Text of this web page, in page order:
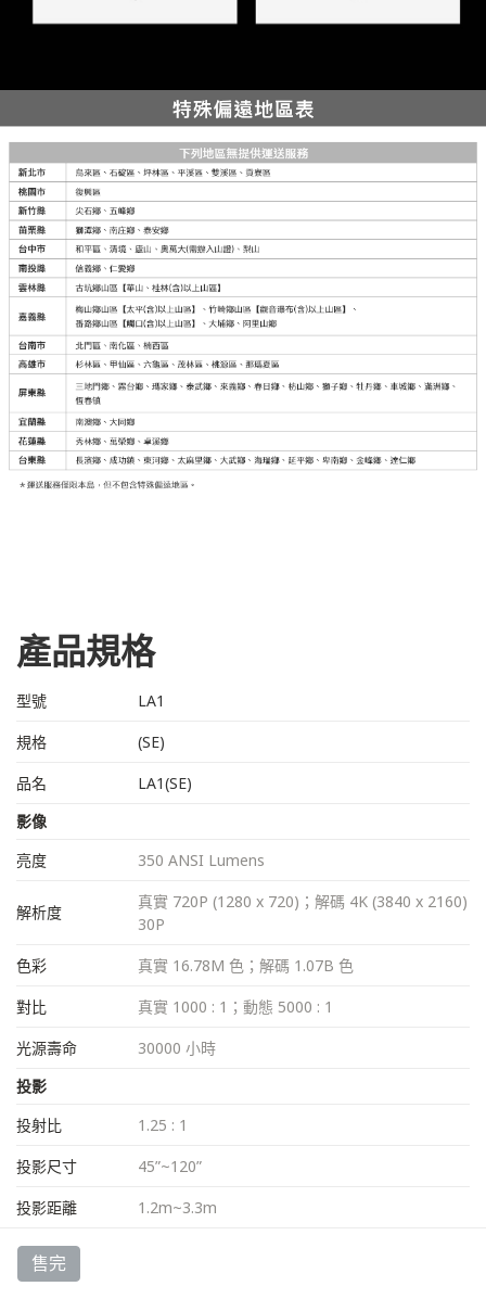
售完
產品規格
型號
LA1
規格
(SE)
品名
LA1(SE)
影像
亮度
350 ANSI Lumens
解析度
真實 720P (1280 x 720)；解碼 4K (3840 x 2160)
30P
色彩
真實 16.78M 色；解碼 1.07B 色
對比
真實 1000 : 1；動態 5000 : 1
光源壽命
30000 小時
投影
投射比
1.25 : 1
投影尺寸
45”~120”
投影距離
1.2m~3.3m
對焦